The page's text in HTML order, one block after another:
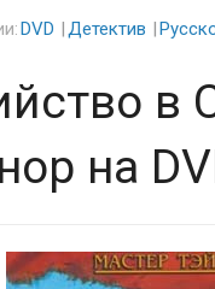
DVD Детектив
в
на